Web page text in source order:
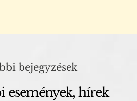
bejegyzések
események, hírek